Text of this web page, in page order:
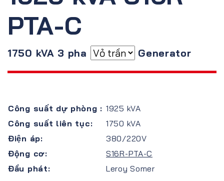
PTA-C
1750 kVA 3 pha Generator
Công suất dự phòng : 1925 kVA
Công suất liên tục:
1750 kVA
Điện áp:
380/220V
Động cơ:
S16R-PTA-C
Đầu phát:
Leroy Somer